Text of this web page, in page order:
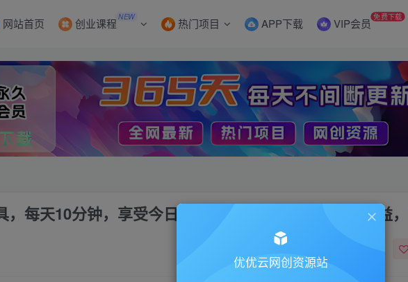
网站首页 创业课程 NEW 热门项目 APP下载 VIP会员 免费下载
，每天10分钟，享受今日头条单账号的稳定每天几百收益
优优云网创资源站